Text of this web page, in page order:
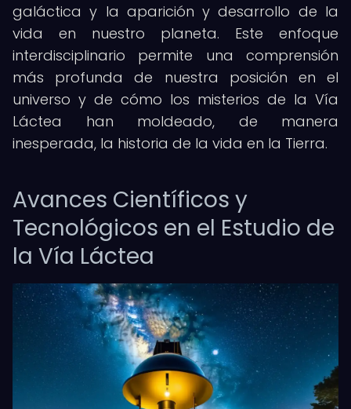
galáctica y la aparición y desarrollo de la
vida en nuestro planeta. Este enfoque
interdisciplinario permite una comprensión
más profunda de nuestra posición en el
universo y de cómo los misterios de la Vía
Láctea han moldeado, de manera
inesperada, la historia de la vida en la Tierra.
Avances Científicos y
Tecnológicos en el Estudio de
la Vía Láctea